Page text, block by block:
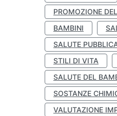
PROMOZIONE
BAMBINI
SALUTE
STILI DI VITA
SALUTE DEL
SOSTANZE
VALUTAZIONE